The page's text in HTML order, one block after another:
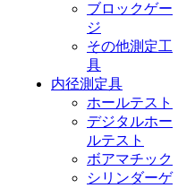
ブロックゲー
ジ
その他測定工
具
内径測定具
ホールテスト
デジタルホー
ルテスト
ボアマチック
シリンダーゲ